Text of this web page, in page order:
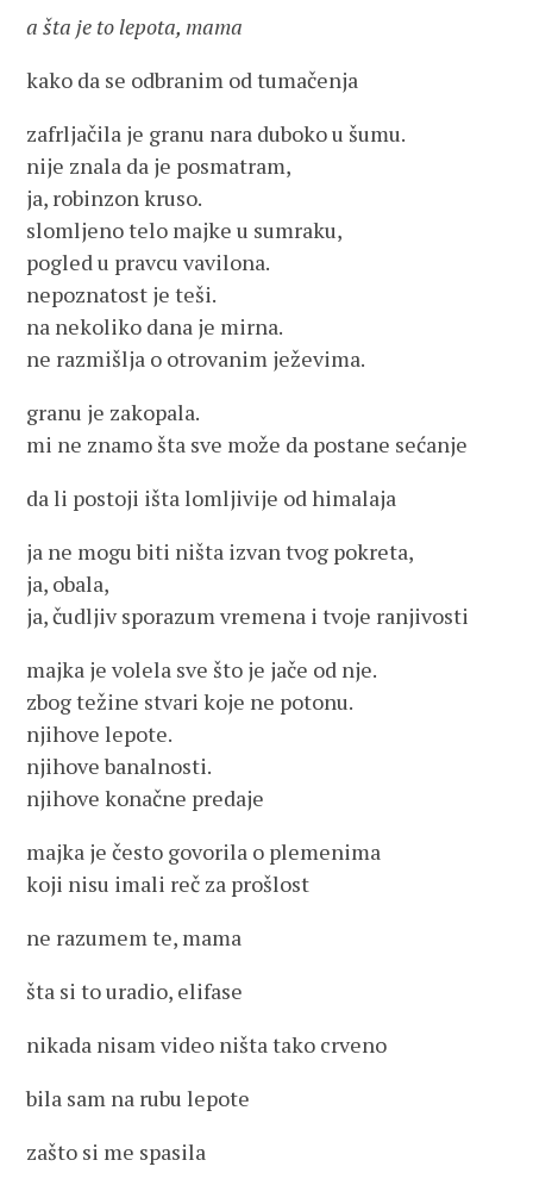
a šta je to lepota, mama
kako da se odbranim od tumačenja
zafrljačila je granu nara duboko u šumu.
nije znala da je posmatram,
ja, robinzon kruso.
slomljeno telo majke u sumraku,
pogled u pravcu vavilona.
nepoznatost je teši.
na nekoliko dana je mirna.
ne razmišlja o otrovanim ježevima.
granu je zakopala.
mi ne znamo šta sve može da postane sećanje
da li postoji išta lomljivije od himalaja
ja ne mogu biti ništa izvan tvog pokreta,
ja, obala,
ja, čudljiv sporazum vremena i tvoje ranjivosti
majka je volela sve što je jače od nje.
zbog težine stvari koje ne potonu.
njihove lepote.
njihove banalnosti.
njihove konačne predaje
majka je često govorila o plemenima
koji nisu imali reč za prošlost
ne razumem te, mama
šta si to uradio, elifase
nikada nisam video ništa tako crveno
bila sam na rubu lepote
zašto si me spasila